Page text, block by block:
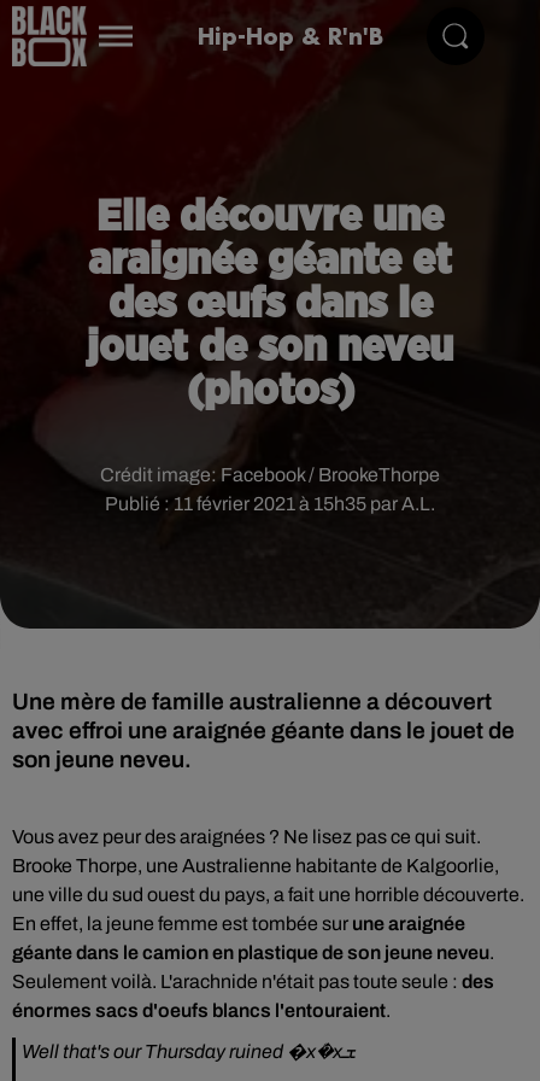
Hip-Hop & R'n'B
Elle découvre une
araignée géante et
des œufs dans le
jouet de son neveu
(photos)
Publié : 11 février 2021 à 15h35 par A.L.
Crédit image: Facebook / BrookeThorpe
Une mère de famille australienne a découvert
avec effroi une araignée géante dans le jouet de
son jeune neveu.
Vous avez peur des araignées ? Ne lisez pas ce qui suit.
Brooke Thorpe, une Australienne habitante de Kalgoorlie,
une ville du sud ouest du pays, a fait une horrible découverte.
En effet, la jeune femme est tombée sur une araignée
géante dans le camion en plastique de son jeune neveu.
Seulement voilà. L'arachnide n'était pas toute seule : des
énormes sacs d'oeufs blancs l'entouraient.
Well that's our Thursday ruined �xܳ�xܫ